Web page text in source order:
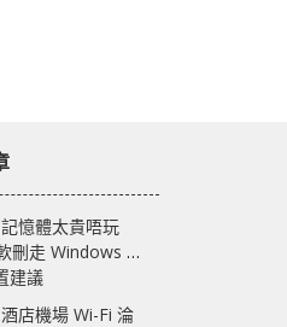
憶體太貴唔玩
走 Windows 11
建議
店機場 Wi-Fi 淪